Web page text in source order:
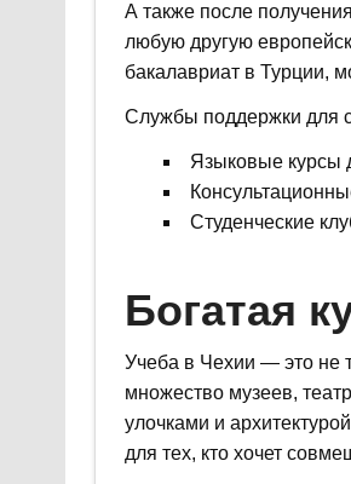
А также после
любую другую
бакалавриат в Турции,
Службы поддержки для
Языковые курсы
Студенческие
Богатая
Учеба в Чехии — это не
множество музеев,
улочками и
для тех, кто хочет